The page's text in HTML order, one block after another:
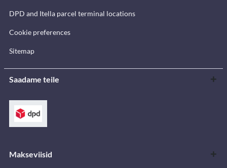
DPD and Itella parcel terminal locations
Cookie preferences
Sitemap
Saadame teile
Makseviisid